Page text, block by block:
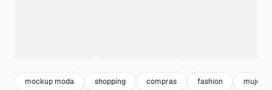
mockup moda shopping compras fashion mujer